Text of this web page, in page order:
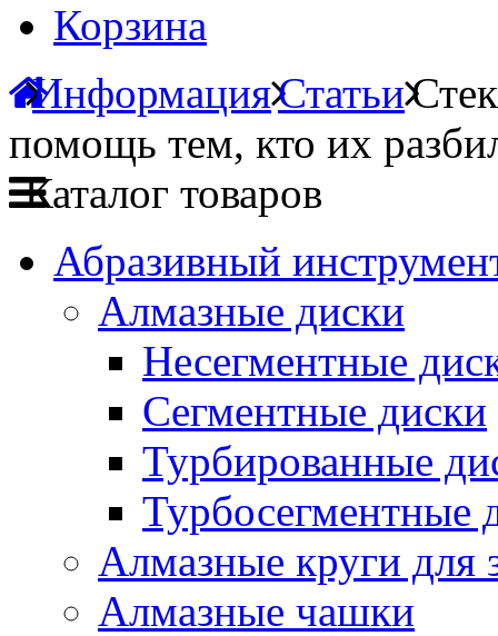
Корзина
ИнформацияСтатьи
помощь тем, кто их
Каталог товаров
Абразивный
Алмазные диски
Несегментные
Сегментные диски
Турбированные
Турбосегментные
Алмазные круги для
Алмазные чашки